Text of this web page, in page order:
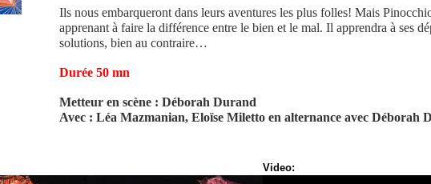
Ils nous embarqueront dans leurs aventures les plus folles! Mais
apprenant à faire la différence entre le bien et le mal. Il apprendra à ses
solutions, bien au contraire…
Durée 50 mn
Metteur en scène : Déborah Durand
Avec : Léa Mazmanian, Eloïse Miletto en alternance avec Déborah
Video: